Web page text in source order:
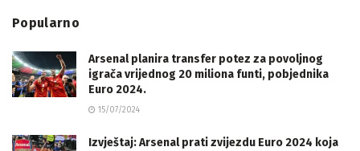
Popularno
Arsenal planira transfer potez za povoljnog
igrača vrijednog 20 miliona funti, pobjednika
Euro 2024.
15/07/2024
Izvještaj: Arsenal prati zvijezdu Euro 2024 koja